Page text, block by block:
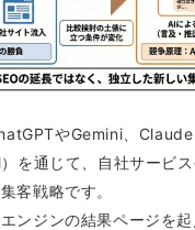
やGemini、
を通じて、自社サービ
客戦略です。
ンジンの結果ページを